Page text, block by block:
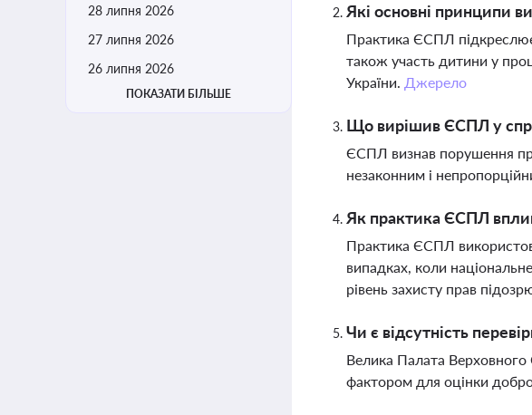
28 липня 2026
27 липня 2026
26 липня 2026
ПОКАЗАТИ БІЛЬШЕ
Які основні принципи
Практика ЄСПЛ підкреслює
також участь дитини у
України. Джерело
Що вирішив ЄСПЛ у
ЄСПЛ визнав порушення
незаконним і
Як практика ЄСПЛ
Практика ЄСПЛ
випадках, коли
рівень захисту прав
Чи є відсутність
Велика Палата Верховного
фактором для оцінки